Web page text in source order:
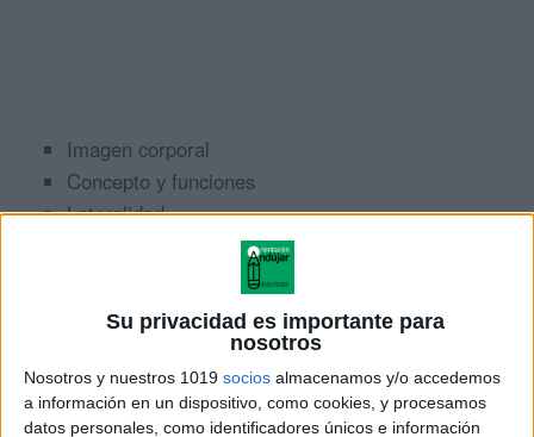
Su privacidad es importante para
nosotros
Nosotros y nuestros 1019 socios almacenamos y/o accedemos
a información en un dispositivo, como cookies, y procesamos
datos personales, como identificadores únicos e información
Imagen corporal
Concepto y funciones
Lateralidad
Relaciones espaciales
Hoy os compartimos estas preciosas láminas para
trabajar las partes del cuerpo.
ÚNETE A NUESTRO GRUPO EXCLUSIVO DE